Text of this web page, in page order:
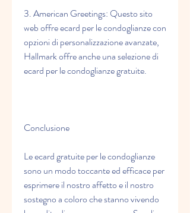
3. American Greetings: Questo sito
web offre ecard per le condoglianze con
opzioni di personalizzazione avanzate,
Hallmark offre anche una selezione di
ecard per le condoglianze gratuite.
Conclusione
Le ecard gratuite per le condoglianze
sono un modo toccante ed efficace per
esprimere il nostro affetto e il nostro
sostegno a coloro che stanno vivendo